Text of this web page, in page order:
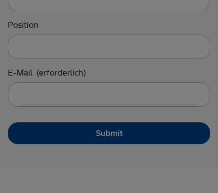
Position
E-Mail (erforderlich)